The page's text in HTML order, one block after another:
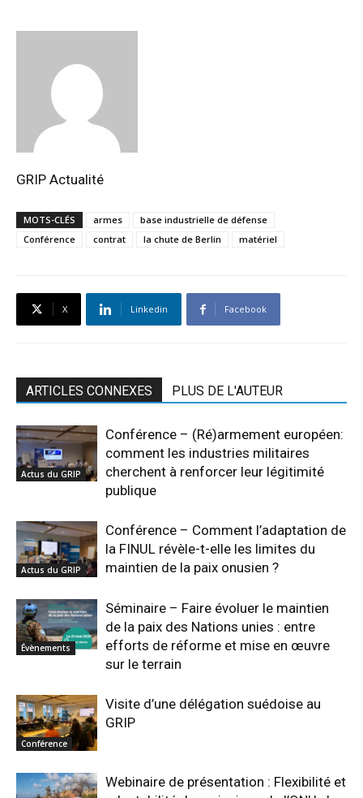
GRIP Actualité
MOTS-CLÉS armes
base industrielle de défense
Conférence
contrat la chute de Berlin matériel
X Linkedin Facebook
ARTICLES CONNEXES PLUS DE L'AUTEUR
Actus du GRIP
Conférence – (Ré)armement européen:
comment les industries militaires
cherchent à renforcer leur légitimité
publique
Actus du GRIP
Conférence – Comment l’adaptation de
la FINUL révèle-t-elle les limites du
maintien de la paix onusien ?
Évènements
Séminaire – Faire évoluer le maintien
de la paix des Nations unies : entre
efforts de réforme et mise en œuvre
sur le terrain
Conférence
Visite d’une délégation suédoise au
GRIP
Webinaire de présentation : Flexibilité et